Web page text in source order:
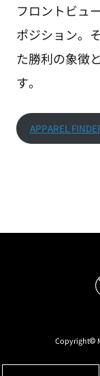
フロントビュ
ポジション。
た勝利の象徴
す。
APPAREL
Copyright©